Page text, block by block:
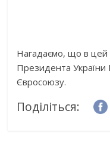
Нагадаємо, що в цей
Президента
Євросоюзу.
Поділіться: